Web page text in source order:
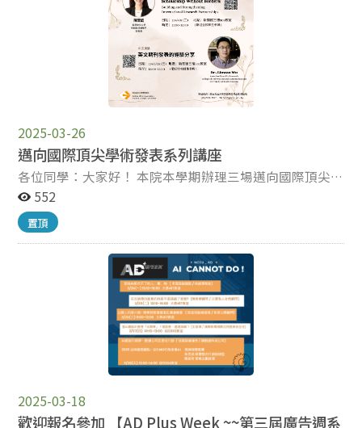
School of Journalism and Media at the Moody College
of Communication, University of Texas at Austin, and an
Associate Editor of Journalism & Mass Communication
Quarterly. Her research focuses on agenda-setting,
race, visual communication, and media ethics, and she
has published numerous peer-reviewed articles in
leading journals such as Journal of Communication,
Journalism & Mass Communication Quarterly, Journal
of Broadcasting & Electronic Media, Journal of Mass
Media Ethics, and Journalism Studies. She is also
widely recognized for her methodological expertise,
particularly in experimental design and research
ethics. Dr. Coleman will offer individual consultation
sessions on December 11 (sign up here), lead the
“Thesis and Research Project Development
Workshop” (register here), and mentor the first cohort
of award recipients in the UAAT Student Research
Fellowship Program (program information). These
activities provide a valuable opportunity for our
graduate students to receive direct guidance from a
leading scholar. We strongly encourage all our graduate
students to take advantage of these opportunities.
Meeting with Dr. Coleman, participating in the
2025-03-26
邁向國際頂尖學術發表系列講座
各位同學：大家好！ 本院本學期辦理三場邁向國際頂尖學
術發表系列講座，歡迎老師及同學踴躍報名參加！ 相關資
訊及報名QR code詳見海報。 （第一場限本院教師及博士
生參加，報名連結：
[https://forms.gle/3ccE7xifExdmqSxc9]
(https://forms.gle/3ccE7xifExdmqSxc9)） 傳院博士班敬
552
置頂
2025-03-18
歡迎報名參加 【AD Plus Week ~~第三屆廣告週系